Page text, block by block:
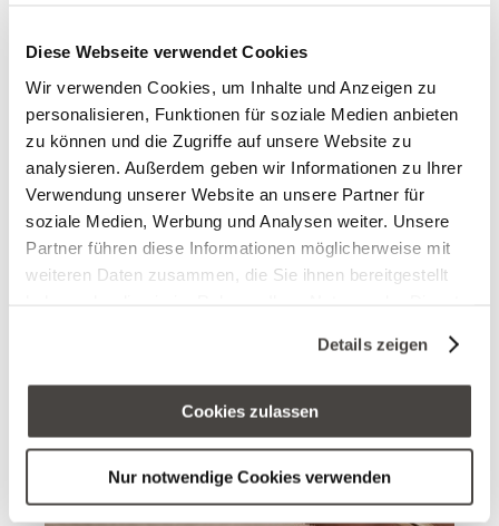
Diese Webseite verwendet Cookies
Wir verwenden Cookies, um Inhalte und Anzeigen zu
personalisieren, Funktionen für soziale Medien anbieten
zu können und die Zugriffe auf unsere Website zu
analysieren. Außerdem geben wir Informationen zu Ihrer
Verwendung unserer Website an unsere Partner für
soziale Medien, Werbung und Analysen weiter. Unsere
Partner führen diese Informationen möglicherweise mit
weiteren Daten zusammen, die Sie ihnen bereitgestellt
Cookies, wenn Sie unsere Webseite weiterhin nutzen.
Details zeigen
Cookies zulassen
Nur notwendige Cookies verwenden
Gesicht genießen!
40 Minuten
pro Person
70€